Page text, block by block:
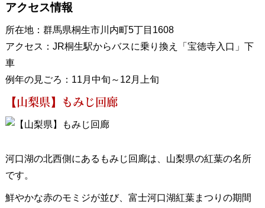
アクセス情報
所在地：群馬県桐生市川内町5丁目1608
アクセス：JR桐生駅からバスに乗り換え「宝徳寺入口」下
車
例年の見ごろ：11月中旬～12月上旬
【山梨県】もみじ回廊
河口湖の北西側にあるもみじ回廊は、山梨県の紅葉の名所
です。
鮮やかな赤のモミジが並び、富士河口湖紅葉まつりの期間